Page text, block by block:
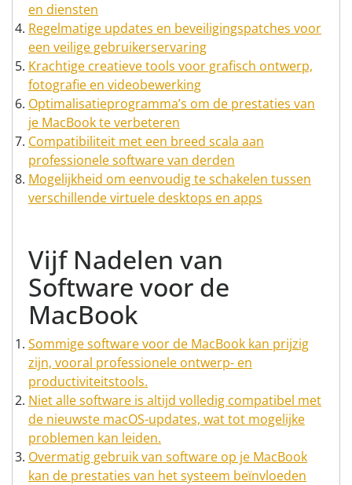
en diensten
Regelmatige updates en beveiligingspatches voor
een veilige gebruikerservaring
Krachtige creatieve tools voor grafisch ontwerp,
fotografie en videobewerking
Optimalisatieprogramma’s om de prestaties van
je MacBook te verbeteren
Compatibiliteit met een breed scala aan
professionele software van derden
Mogelijkheid om eenvoudig te schakelen tussen
verschillende virtuele desktops en apps
Vijf Nadelen van
Software voor de
MacBook
Sommige software voor de MacBook kan prijzig
zijn, vooral professionele ontwerp- en
productiviteitstools.
Niet alle software is altijd volledig compatibel met
de nieuwste macOS-updates, wat tot mogelijke
problemen kan leiden.
Overmatig gebruik van software op je MacBook
kan de prestaties van het systeem beïnvloeden